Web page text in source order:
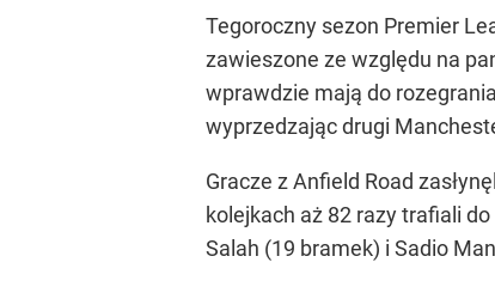
Tegoroczny sezon Premier
zawieszone ze względu na
wprawdzie mają do
wyprzedzając drugi
Gracze z Anfield Road
kolejkach aż 82 razy trafiali
Salah (19 bramek) i Sadio